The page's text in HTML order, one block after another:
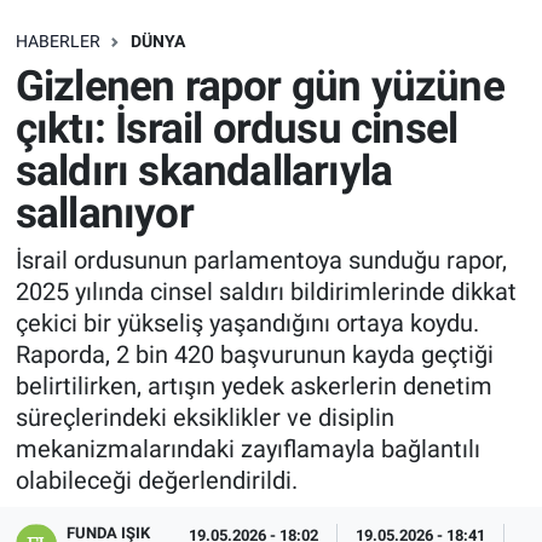
HABERLER DÜNYA
Gizlenen rapor gün yüzüne
çıktı: İsrail ordusu cinsel
saldırı skandallarıyla
sallanıyor
İsrail ordusunun parlamentoya sunduğu rapor,
2025 yılında cinsel saldırı bildirimlerinde dikkat
çekici bir yükseliş yaşandığını ortaya koydu.
Raporda, 2 bin 420 başvurunun kayda geçtiği
belirtilirken, artışın yedek askerlerin denetim
süreçlerindeki eksiklikler ve disiplin
mekanizmalarındaki zayıflamayla bağlantılı
olabileceği değerlendirildi.
FUNDA IŞIK 19.05.2026 - 18:02 19.05.2026 - 18:41
SAĞLIK
EKONOMİ
EĞİTİM
ÖZEL HABER
Keşfet
ASTROLOJİ
MANŞET
RESMİ İLANLAR
İLAN